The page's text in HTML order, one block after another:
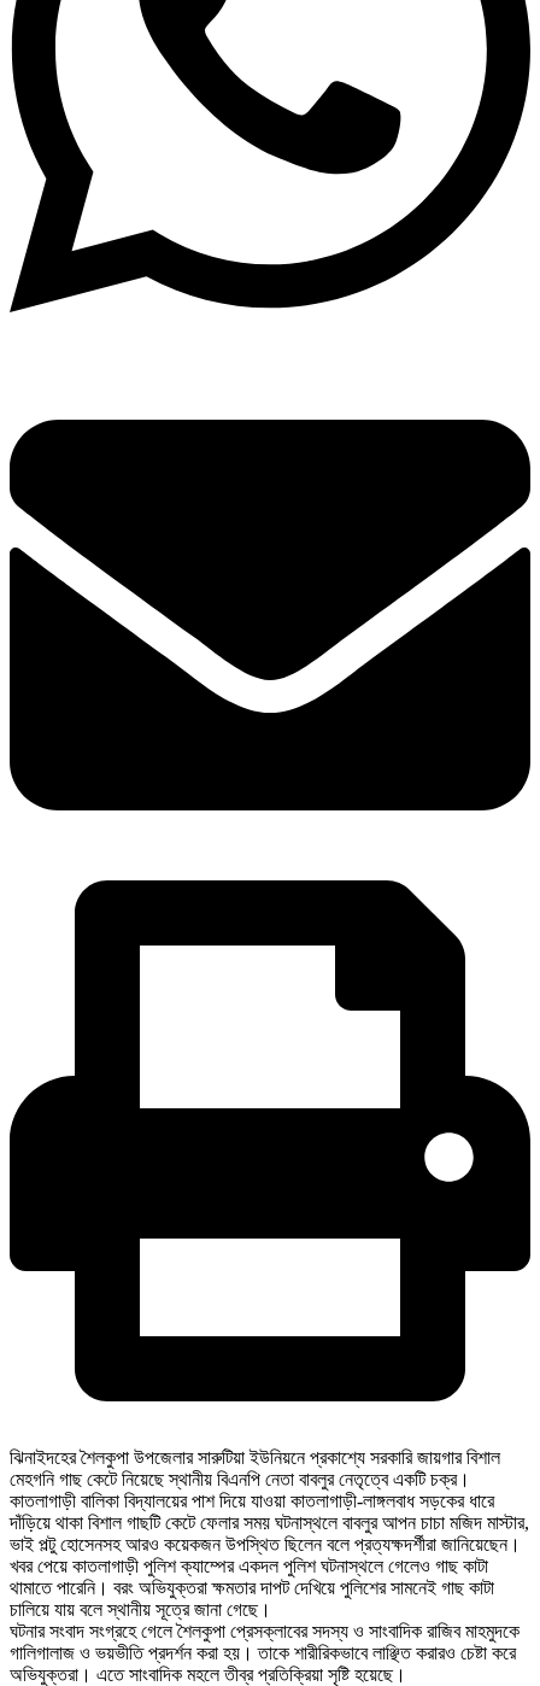
ঝিনাইদহের শৈলকুপা উপজেলার সারুটিয়া ইউনিয়নে প্রকাশ্যে সরকারি জায়গার বিশাল
মেহগনি গাছ কেটে নিয়েছে স্থানীয় বিএনপি নেতা বাবলুর নেতৃত্বে একটি চক্র।
কাতলাগাড়ী বালিকা বিদ্যালয়ের পাশ দিয়ে যাওয়া কাতলাগাড়ী-লাঙ্গলবাধ সড়কের ধারে
দাঁড়িয়ে থাকা বিশাল গাছটি কেটে ফেলার সময় ঘটনাস্থলে বাবলুর আপন চাচা মজিদ মাস্টার,
ভাই পল্টু হোসেনসহ আরও কয়েকজন উপস্থিত ছিলেন বলে প্রত্যক্ষদর্শীরা জানিয়েছেন।
খবর পেয়ে কাতলাগাড়ী পুলিশ ক্যাম্পের একদল পুলিশ ঘটনাস্থলে গেলেও গাছ কাটা
থামাতে পারেনি। বরং অভিযুক্তরা ক্ষমতার দাপট দেখিয়ে পুলিশের সামনেই গাছ কাটা
চালিয়ে যায় বলে স্থানীয় সূত্রে জানা গেছে।
ঘটনার সংবাদ সংগ্রহে গেলে শৈলকুপা প্রেসক্লাবের সদস্য ও সাংবাদিক রাজিব মাহমুদকে
গালিগালাজ ও ভয়ভীতি প্রদর্শন করা হয়। তাকে শারীরিকভাবে লাঞ্ছিত করারও চেষ্টা করে
অভিযুক্তরা। এতে সাংবাদিক মহলে তীব্র প্রতিক্রিয়া সৃষ্টি হয়েছে।